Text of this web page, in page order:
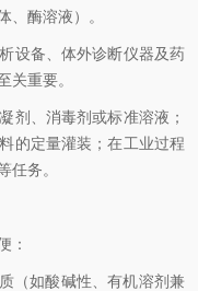
、酶溶液）。
备、体外诊断仪器及药
关重要。
、消毒剂或标准溶液；
的定量灌装；在工业过程
任务。
：
如酸碱性、有机溶剂兼